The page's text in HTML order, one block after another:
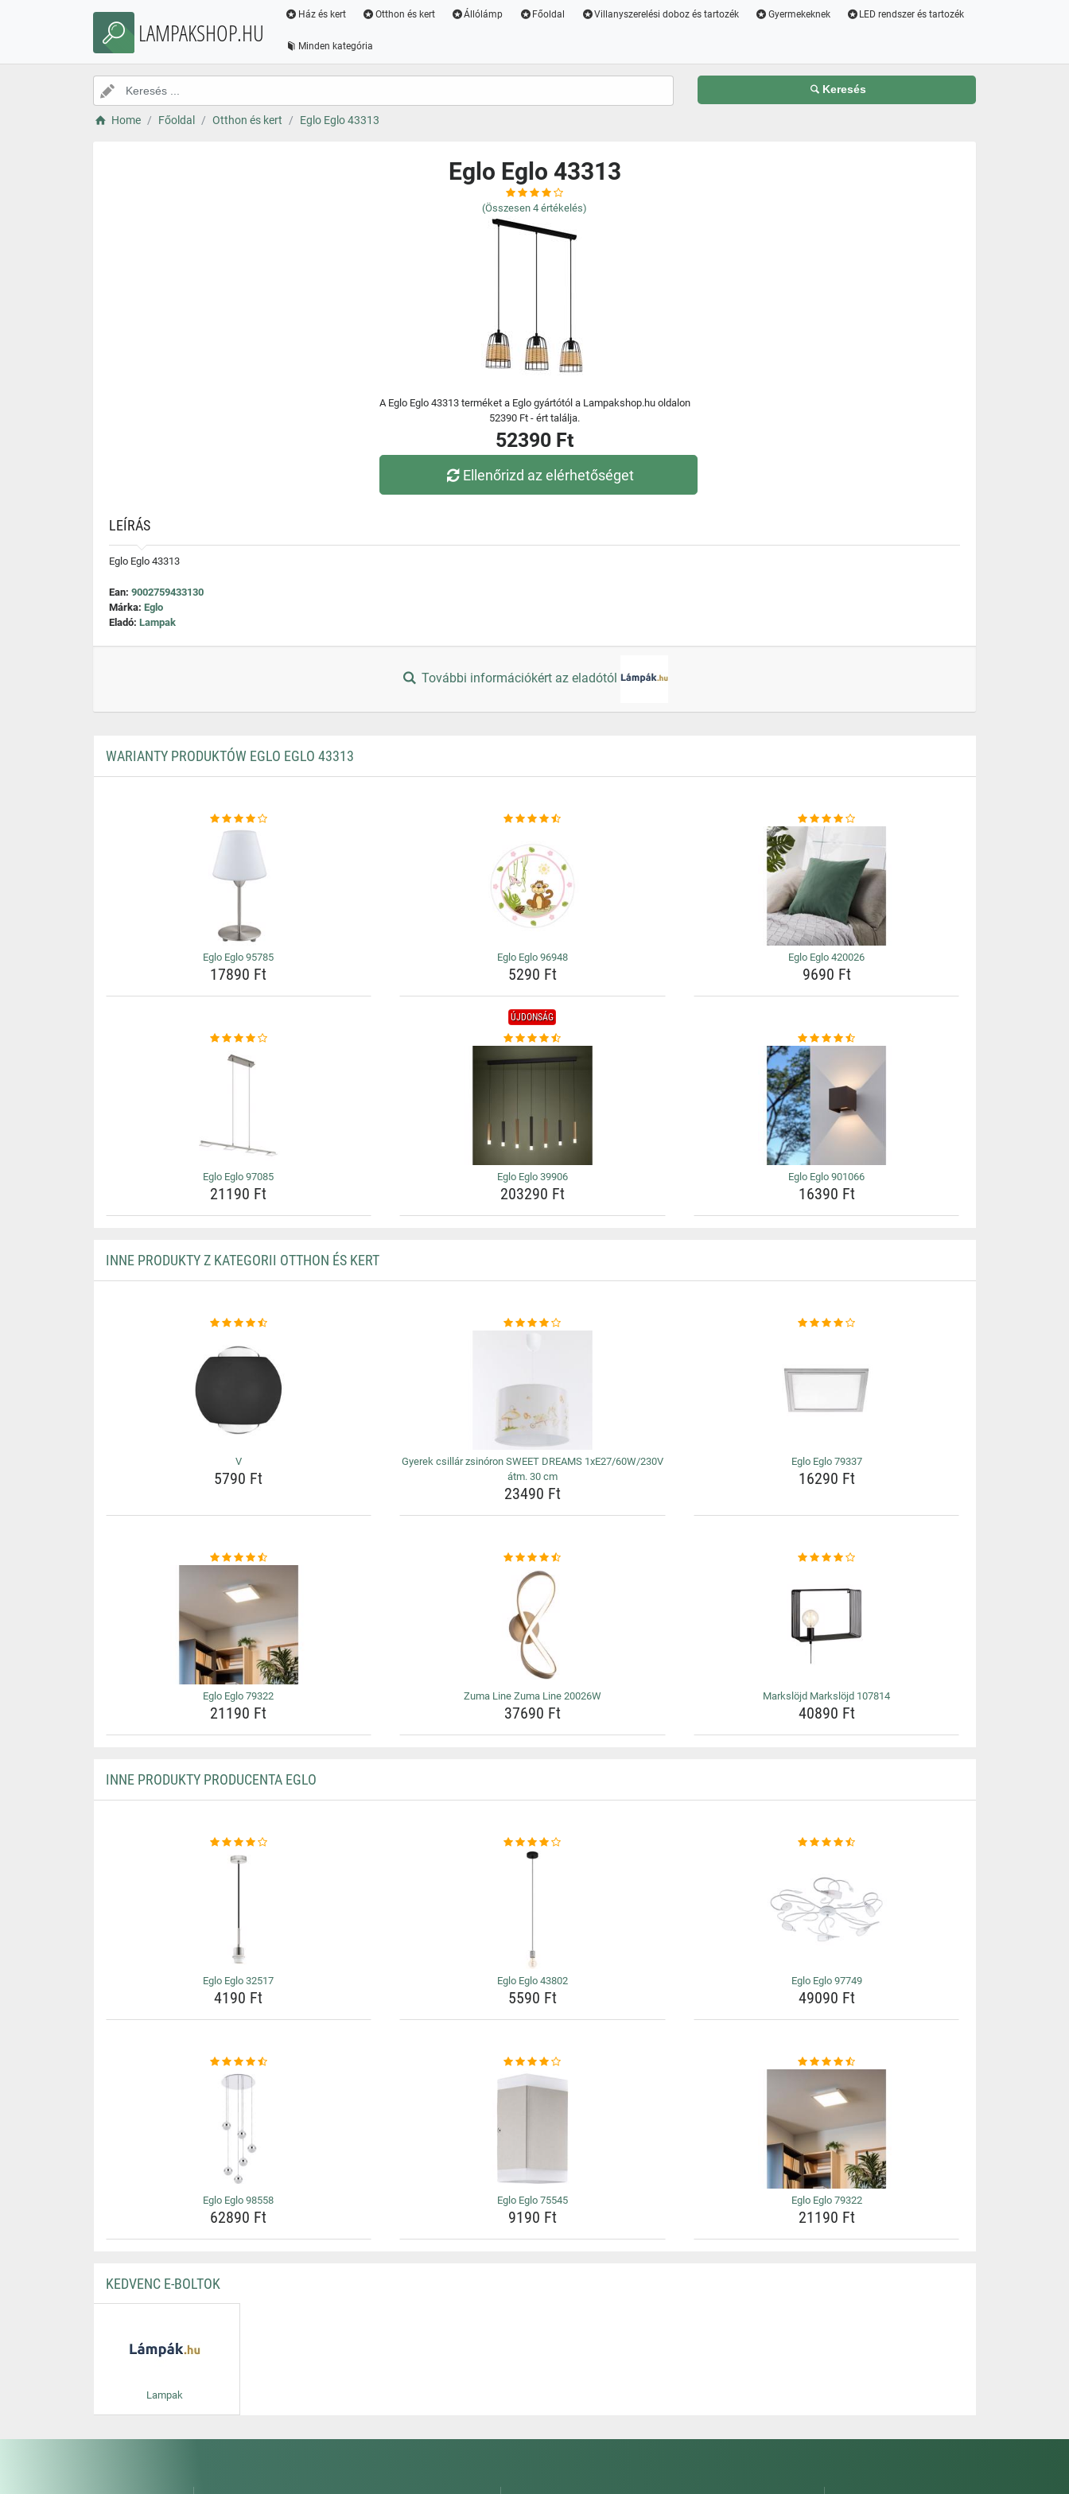
LAMPAKSHOP.HU
Ház és kert Otthon és kert Állólámp Főoldal Villanyszerelési doboz és tartozék Gyermekeknek LED rendszer és tartozék
Minden kategória
Keresés
Home Főoldal Otthon és kert Eglo Eglo 43313
Eglo Eglo 43313
(Összesen 4 értékelés)
A Eglo Eglo 43313 terméket a Eglo gyártótól a Lampakshop.hu oldalon
52390 Ft - ért találja.
52390 Ft
Ellenőrizd az elérhetőséget
LEÍRÁS
Eglo Eglo 43313
Ean: 9002759433130
Márka: Eglo
Eladó: Lampak
További információkért az eladótól
WARIANTY PRODUKTÓW EGLO EGLO 43313
Eglo Eglo 95785
17890 Ft
Eglo Eglo 96948
5290 Ft
Eglo Eglo 420026
9690 Ft
Eglo Eglo 97085
21190 Ft
ÚJDONSÁG
Eglo Eglo 39906
203290 Ft
Eglo Eglo 901066
16390 Ft
INNE PRODUKTY Z KATEGORII OTTHON ÉS KERT
V
5790 Ft
Gyerek csillár zsinóron SWEET DREAMS 1xE27/60W/230V
átm. 30 cm
23490 Ft
Eglo Eglo 79337
16290 Ft
Eglo Eglo 79322
21190 Ft
Zuma Line Zuma Line 20026W
37690 Ft
Markslöjd Markslöjd 107814
40890 Ft
INNE PRODUKTY PRODUCENTA EGLO
Eglo Eglo 32517
4190 Ft
Eglo Eglo 43802
5590 Ft
Eglo Eglo 97749
49090 Ft
Eglo Eglo 98558
62890 Ft
Eglo Eglo 75545
9190 Ft
Eglo Eglo 79322
21190 Ft
KEDVENC E-BOLTOK
Lampak